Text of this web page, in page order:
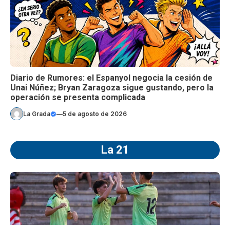
Diario de Rumores: el Espanyol negocia la cesión de
Unai Núñez; Bryan Zaragoza sigue gustando, pero la
operación se presenta complicada
La Grada —5 de agosto de 2026
La 21